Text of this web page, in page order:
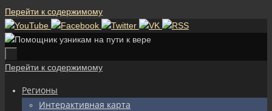
Перейти к содержимому
Перейти к содержимому
Регионы
Интерактивная карта